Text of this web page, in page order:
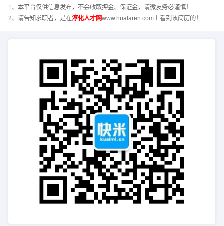
1、本平台仅供信息发布，不会收取押金、保证金，请微友务必谨慎！
2、请告知求职者，是在淳化人才网www.hualaren.com上看到该简历的！